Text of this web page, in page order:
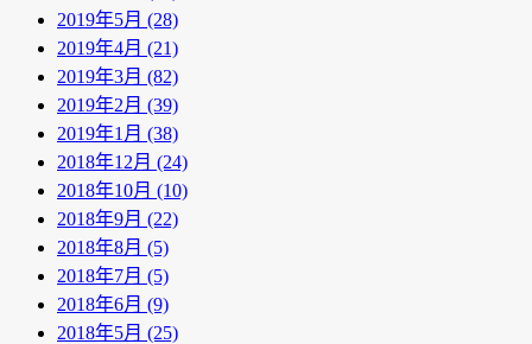
2019年5月 (28)
2019年4月 (21)
2019年3月 (82)
2019年2月 (39)
2019年1月 (38)
2018年12月 (24)
2018年10月 (10)
2018年9月 (22)
2018年8月 (5)
2018年7月 (5)
2018年6月 (9)
2018年5月 (25)